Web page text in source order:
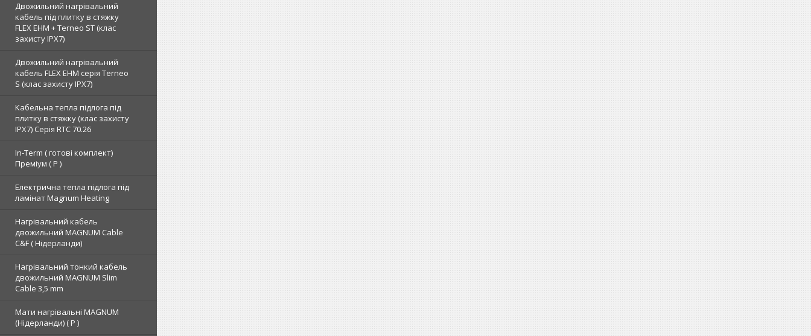
Двожильний нагрівальний
кабель під плитку в стяжку
FLEX EHM + Terneo ST (клас
захисту IPX7)
Двожильний нагрівальний
кабель FLEX EHM серія Terneo
S (клас захисту IPX7)
Кабельна тепла підлога під
плитку в стяжку (клас захисту
IPX7) Серія RTC 70.26
In-Term ( готові комплект)
Преміум ( Р )
Електрична тепла підлога під
ламінат Magnum Heating
Нагрівальний кабель
двожильний MAGNUM Cable
C&F ( Нідерланди)
Нагрівальний тонкий кабель
двожильний MAGNUM Slim
Cable 3,5 mm
Мати нагрівальні MAGNUM
(Нідерланди) ( Р )